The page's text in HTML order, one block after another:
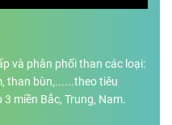
và phân phối than các loại:
than bùn,......theo tiêu
miền Bắc, Trung, Nam.